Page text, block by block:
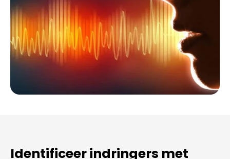
Identificeer indringers met